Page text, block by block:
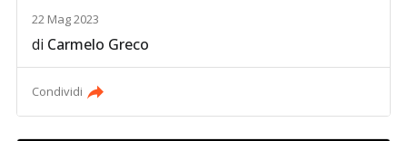
22 Mag 2023
di Carmelo Greco
Condividi